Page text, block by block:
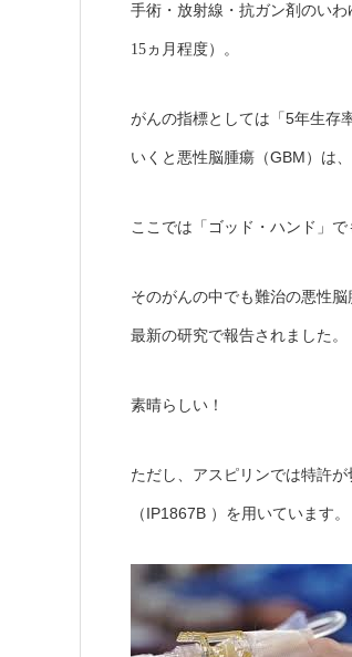
手術・放射線・抗ガン剤のいわ
15 ヵ月程度）。
がんの指標としては「 5年生存
いくと悪性脳腫瘍（GBM ）は、
ここでは「ゴッド・ハンド」
そのがんの中でも難治の悪性
最新の研究で報告されました。
素晴らしい！
ただし、アスピリンでは特許
（ IP1867B ）を用いています。